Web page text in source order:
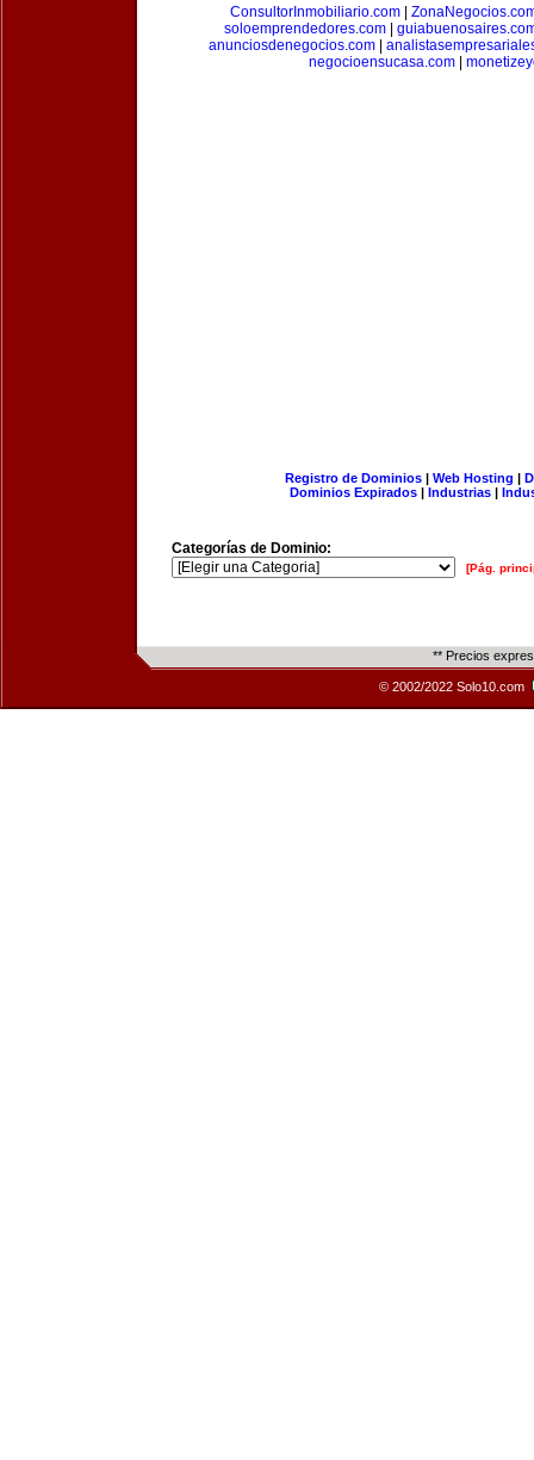
ConsultorInmobiliario.com|
soloemprendedores.com|
anunciosdenegocios.com|
negocioensucasa.com|
Registro de Dominios| Web Hosting |
Dominios Expirados | Industrias |
Categorías de Dominio:
[Pág.
** Precios
© 2002/2022 Solo10.com